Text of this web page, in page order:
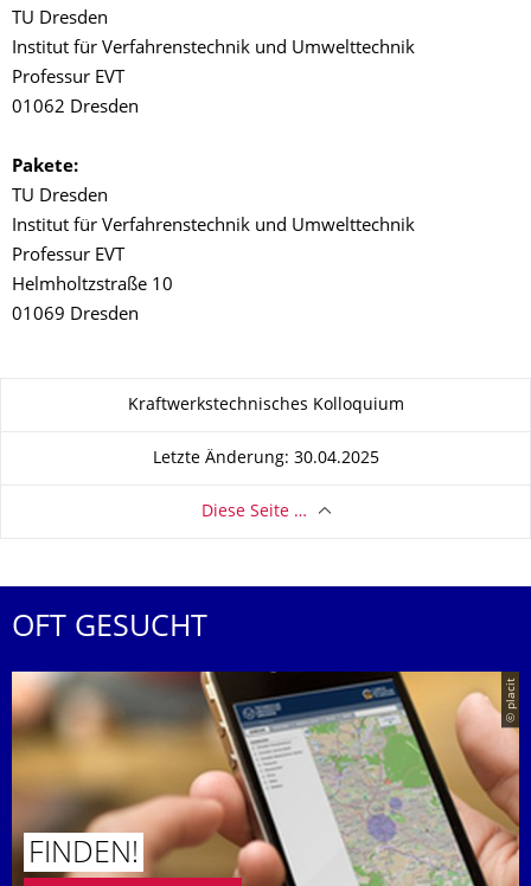
TU Dresden
Institut für Verfahrenstechnik und Umwelttechnik
Professur EVT
01062 Dresden
Pakete:
TU Dresden
Institut für Verfahrenstechnik und Umwelttechnik
Professur EVT
Helmholtzstraße 10
01069 Dresden
Zu dieser SeiteKraftwerkstechnisches Kolloquium
Letzte Änderung: 30.04.2025
Diese Seite …
OFT GESUCHT
© placit
FINDEN!